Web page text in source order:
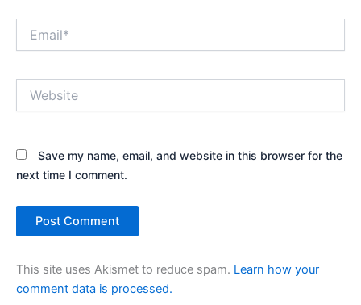
Save my name, email, and website in this browser for the
next time I comment.
This site uses Akismet to reduce spam. Learn how your
comment data is processed.